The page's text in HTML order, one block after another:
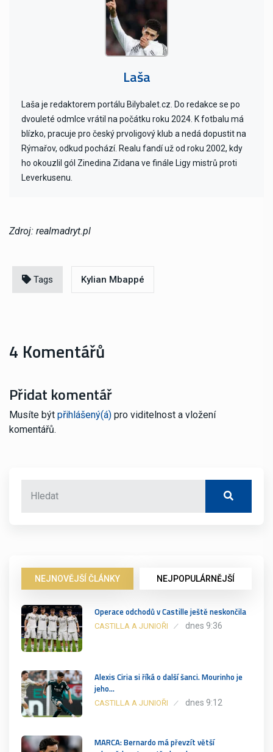
Laša
Laša je redaktorem portálu Bilybalet.cz. Do redakce se po
dvouleté odmlce vrátil na počátku roku 2024. K fotbalu má
blízko, pracuje pro český prvoligový klub a nedá dopustit na
Rýmařov, odkud pochází. Realu fandí už od roku 2002, kdy
ho okouzlil gól Zinedina Zidana ve finále Ligy mistrů proti
Leverkusenu.
Zdroj: realmadryt.pl
Tags Kylian Mbappé
4 Komentářů
Přidat komentář
Musíte být přihlášený(á) pro viditelnost a vložení
komentářů.
NEJNOVĚJŠÍ ČLÁNKY NEJPOPULÁRNĚJŠÍ
Operace odchodů v Castille ještě neskončila
CASTILLA A JUNIOŘI dnes 9:36
Alexis Ciria si říká o další šanci. Mourinho je
jeho…
CASTILLA A JUNIOŘI dnes 9:12
MARCA: Bernardo má převzít větší